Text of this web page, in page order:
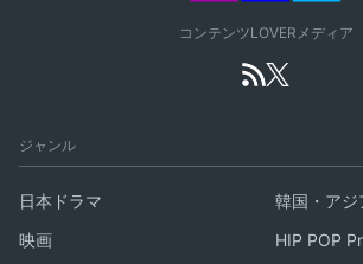
コンテンツLOVERメディア
ジャンル
日本ドラマ
韓国・アジ
映画
HIP POP